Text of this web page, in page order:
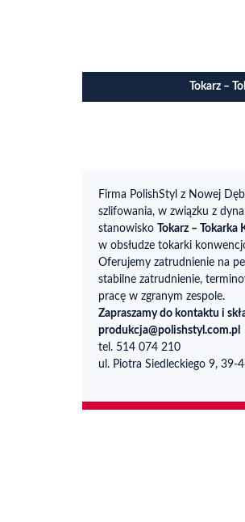
Tokarz –
Firma PolishStyl z Nowej
szlifowania, w związku z
stanowisko
Tokarz –
w obsłudze tokarki
Oferujemy zatrudnienie na
stabilne zatrudnienie,
pracę w zgranym zespole.
Zapraszamy do kontaktu i
produkcja@polishstyl.com.pl
tel. 514 074 210
ul. Piotra Siedleckiego 9, 39-